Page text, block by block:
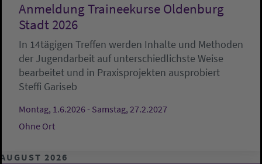
Anmeldung Traineekurse Oldenburg
Stadt 2026
In 14tägigen Treffen werden Inhalte und Methoden
der Jugendarbeit auf unterschiedlichste Weise
bearbeitet und in Praxisprojekten ausprobiert
Steffi Gariseb
Montag, 1.6.2026 - Samstag, 27.2.2027
Ohne Ort
AUGUST 2026